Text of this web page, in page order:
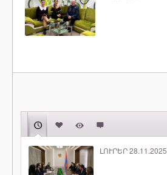
ԼՈՒՐԵՐ 28.11.2025